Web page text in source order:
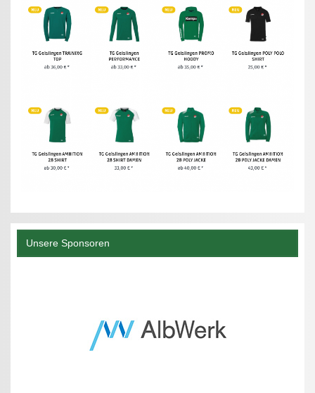
Unsere Sponsoren